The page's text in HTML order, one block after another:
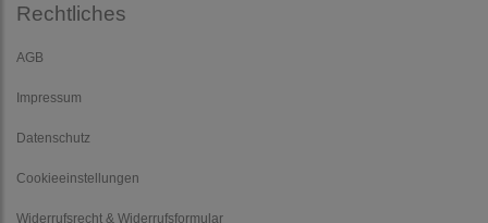
Rechtliches
AGB
Impressum
Datenschutz
Cookieeinstellungen
Widerrufsrecht & Widerrufsformular